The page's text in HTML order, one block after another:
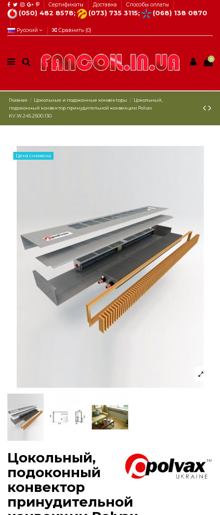
Сертификаты Доставка Способы оплаты
(050) 482 8578; (073) 735 3115; (068) 138 0870
Русский Сравнить (0)
0
Главная Цокольные и подоконные конвекторы
Цокольный,
подоконный конвектор принудительной конвекции Polvax
KV.W.245.2500.130
Цена снижена
Цокольный,
подоконный
конвектор
принудительной